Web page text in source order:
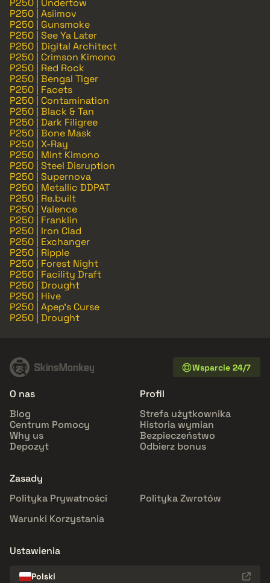
P250 | Undertow
P250 | Asiimov
P250 | Gunsmoke
P250 | See Ya Later
P250 | Digital Architect
P250 | Crimson Kimono
P250 | Red Rock
P250 | Bengal Tiger
P250 | Facets
P250 | Contamination
P250 | Black & Tan
P250 | Dark Filigree
P250 | Bone Mask
P250 | X-Ray
P250 | Mint Kimono
P250 | Steel Disruption
P250 | Supernova
P250 | Metallic DDPAT
P250 | Re.built
P250 | Valence
P250 | Franklin
P250 | Iron Clad
P250 | Exchanger
P250 | Ripple
P250 | Forest Night
P250 | Facility Draft
P250 | Drought
P250 | Hive
P250 | Apep's Curse
P250 | Drought
Wsparcie 24/7
O nas
Blog
Centrum Pomocy
Why us
Depozyt
Profil
Strefa użytkownika
Historia wymian
Bezpieczeństwo
Odbierz bonus
Zasady
Polityka Prywatności
Polityka Zwrotów
Warunki Korzystania
Ustawienia
Polski